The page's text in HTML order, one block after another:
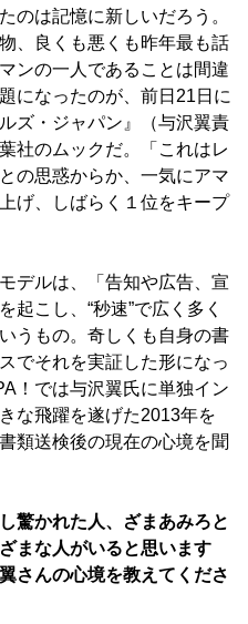
のは記憶に新しいだろう。
、良くも悪くも昨年最も話
ンの一人であることは間違
になったのが、前日21日に
ズ・ジャパン』（与沢翼責
社のムックだ。「これはレ
の思惑からか、一気にアマ
げ、しばらく１位をキープ
デルは、「告知や広告、宣
起こし、“秒速”で広く多く
うもの。奇しくも自身の書
でそれを実証した形になっ
！では与沢翼氏に単独イン
な飛躍を遂げた2013年を
類送検後の現在の心境を聞
かれた人、ざまあみろと
まな人がいると思います
さんの心境を教えてくださ